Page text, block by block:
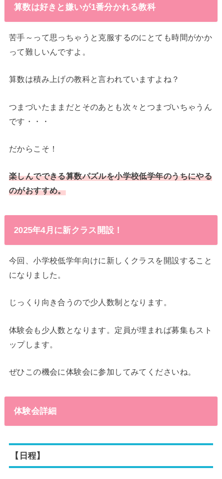
算数は好きと嫌いが1番分かれる教科
苦手～って思っちゃうと克服するのにとても時間がかか
って難しいんですよ。
算数は積み上げの教科と言われていますよね？
つまづいたままだとそのあとも次々とつまづいちゃうん
です・・・
だからこそ！
楽しんでできる算数パズルを小学校低学年のうちにやる
のがおすすめ。
2025年4月に新クラス開設！
今回、小学校低学年向けに新しくクラスを開設すること
になりました。
じっくり向き合うので少人数制となります。
体験会も少人数となります。定員が埋まれば募集もスト
ップします。
ぜひこの機会に体験会に参加してみてくださいね。
体験会詳細
【日程】